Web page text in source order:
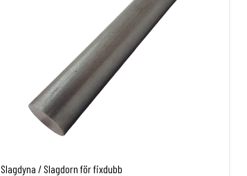
Slagdyna / Slagdorn för fixdubb